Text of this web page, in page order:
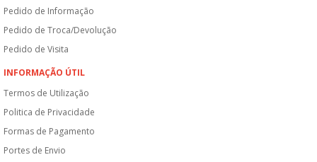
Pedido de Informação
Pedido de Troca/Devolução
Pedido de Visita
INFORMAÇÃO ÚTIL
Termos de Utilização
Politica de Privacidade
Formas de Pagamento
Portes de Envio